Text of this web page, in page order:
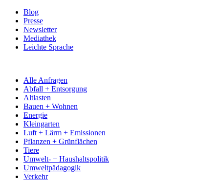
Blog
Presse
Newsletter
Mediathek
Leichte Sprache
Alle Anfragen
Abfall + Entsorgung
Altlasten
Bauen + Wohnen
Energie
Kleingarten
Luft + Lärm + Emissionen
Pflanzen + Grünflächen
Tiere
Umwelt- + Haushaltspolitik
Umweltpädagogik
Verkehr